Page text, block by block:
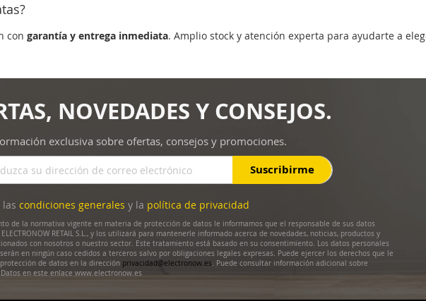
con garantía y entrega inmediata. Amplio stock y atención experta para ayudarte a
NOVEDADES Y CONSEJOS.
exclusiva sobre ofertas, consejos y promociones.
Suscribirme
las condiciones generales y la política de privacidad
de la normativa vigente en materia de protección de datos le informamos que el responsable de sus datos
RETAIL S.L., y los utilizará para mantenerle informado acerca de novedades, noticias, productos y
con nosotros o nuestro sector. Este tratamiento está basado en su consentimiento. Los datos personales
en ningún caso cedidos a terceros salvo por obligaciones legales expresas. Puede ejercer los derechos que le
de datos en la dirección privacidad@electronow.es. Puede consultar información adicional sobre
en este enlace www.electronow.es